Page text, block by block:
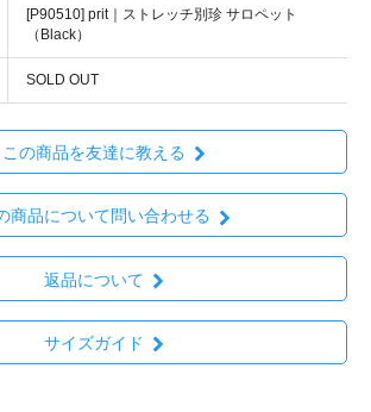
[P90510] prit｜ストレッチ別珍 サロペット
（Black）
SOLD OUT
この商品を友達に教える
商品について問い合わせる
返品について
サイズガイド